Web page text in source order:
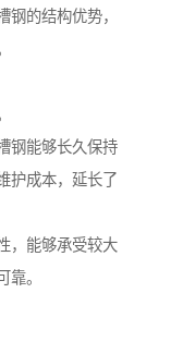
钢的结构优势，
钢能够长久保持
护成本，延长了
，能够承受较大
靠。